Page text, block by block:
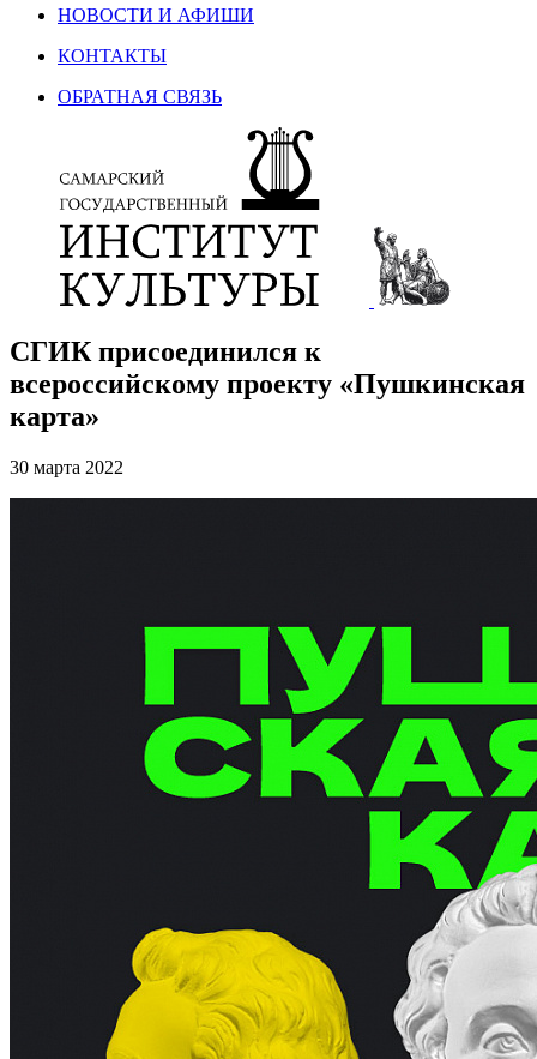
НОВОСТИ И АФИШИ
КОНТАКТЫ
ОБРАТНАЯ СВЯЗЬ
СГИК присоединился к
всероссийскому проекту «Пушкинская
карта»
30 марта 2022